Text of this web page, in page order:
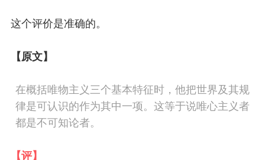
这个评价是准确的。
【原文】
在概括唯物主义三个基本特征时，他把世界及其规
律是可认识的作为其中一项。 这等于说唯心主义者
都是不可知论者。
【评】